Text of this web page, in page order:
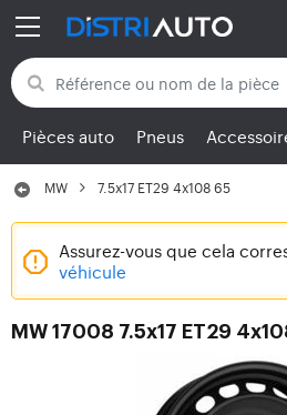
Retour aux catégories
Pièces auto Pneus
MW 7.5x17 ET29 4x108 65
Assurez-vous que cela
véhicule
MW 17008 7.5x17 ET29